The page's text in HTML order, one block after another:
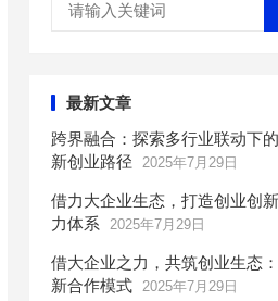
最新文章
跨界融合：探索多行业联动下
新创业路径
2025年7月29日
借力大企业生态，打造创业创
力体系
2025年7月29日
借大企业之力，共筑创业生态
新合作模式 2025年7月29日